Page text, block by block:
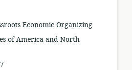
Economic Organizing
of America and North